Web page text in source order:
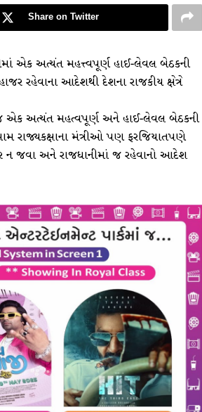
Share on Twitter
એક અત્યંત મહત્ત્વપૂર્ણ હાઈ-લેવલ બેઠકની
રહેવાના આદેશથી દેશના રાજકીય ક્ષેત્રે
જ એક અત્યંત મહત્વપૂર્ણ અને હાઈ-લેવલ બેઠકની
રાજ્યકક્ષાના મંત્રીઓ પણ ફરજિયાતપણે
ન જવા અને રાજધાનીમાં જ રહેવાનો આદેશ